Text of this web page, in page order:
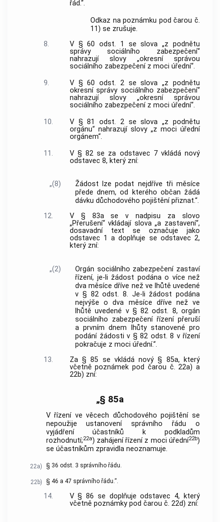
řád.“.
Odkaz na poznámku pod čarou č.
11) se zrušuje.
8.
V § 60 odst. 1 se slova „z podnětu
správy sociálního zabezpečení“
nahrazují slovy „okresní správou
sociálního zabezpečení z moci úřední“.
9.
V § 60 odst. 2 se slova „z podnětu
okresní správy sociálního zabezpečení“
nahrazují slovy „okresní správou
sociálního zabezpečení z moci úřední“.
10.
V § 81 odst. 2 se slova „z podnětu
orgánu“ nahrazují slovy „z moci úřední
orgánem“.
11.
V § 82 se za odstavec 7 vkládá nový
odstavec 8, který zní:
„(8)
Žádost lze podat nejdříve tři měsíce
přede dnem, od kterého občan žádá
dávku důchodového pojištění přiznat.“.
12.
V § 83a se v nadpisu za slovo
„Přerušení“ vkládají slova „a zastavení“,
dosavadní text se označuje jako
odstavec 1 a doplňuje se odstavec 2,
který zní:
„(2)
Orgán sociálního zabezpečení zastaví
řízení, je-li žádost podána o více než
dva měsíce dříve než ve lhůtě uvedené
v § 82 odst. 8. Je-li žádost podána
nejvýše o dva měsíce dříve než ve
lhůtě uvedené v § 82 odst. 8, orgán
sociálního zabezpečení řízení přeruší
a prvním dnem lhůty stanovené pro
podání žádosti v § 82 odst. 8 v řízení
pokračuje z moci úřední.“.
13.
Za § 85 se vkládá nový § 85a, který
včetně poznámek pod čarou č. 22a) a
22b) zní:
„§ 85a
V řízení ve věcech důchodového pojištění se
nepoužije ustanovení správního řádu o
vyjádření účastníků k podkladům
rozhodnutí;22a) zahájení řízení z moci úřední22b)
se účastníkům zpravidla neoznamuje.
22a) § 36 odst. 3 správního řádu.
22b) § 46 a 47 správního řádu.“.
14.
V § 86 se doplňuje odstavec 4, který
včetně poznámky pod čarou č. 22d) zní: